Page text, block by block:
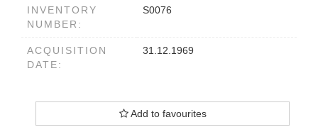
INVENTORY
NUMBER:
S0076
ACQUISITION
DATE:
31.12.1969
Add to favourites